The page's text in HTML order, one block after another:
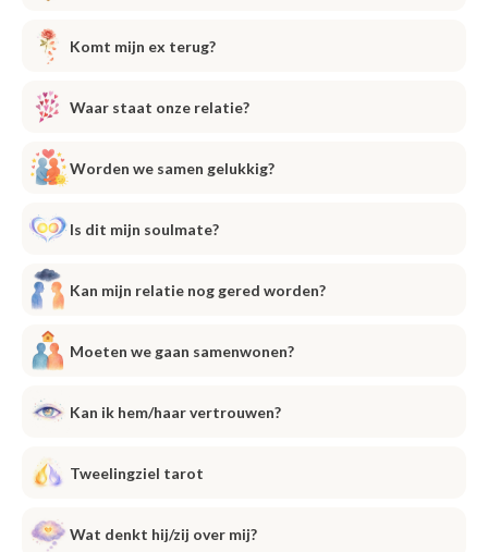
Komt mijn ex terug?
Waar staat onze relatie?
Worden we samen gelukkig?
Is dit mijn soulmate?
Kan mijn relatie nog gered worden?
Moeten we gaan samenwonen?
Kan ik hem/haar vertrouwen?
Tweelingziel tarot
Wat denkt hij/zij over mij?